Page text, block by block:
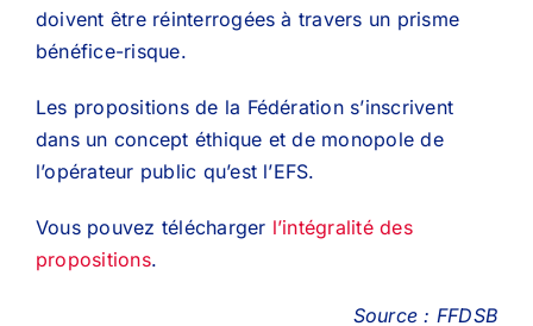
doivent être réinterrogées à travers un prisme
bénéfice-risque.
Les propositions de la Fédération s’inscrivent
dans un concept éthique et de monopole de
l’opérateur public qu’est l’EFS.
Vous pouvez télécharger l’intégralité des
propositions.
Source : FFDSB